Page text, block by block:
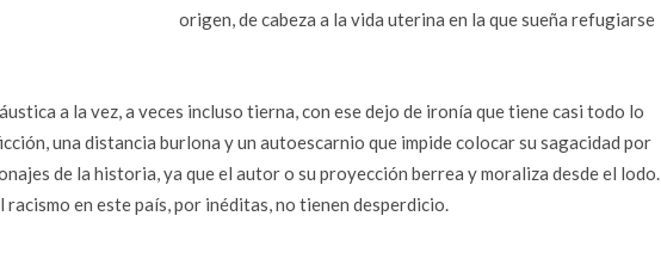
origen, de cabeza a la vida uterina en la que sueña refugiarse
a la vez, a veces incluso tierna, con ese dejo de ironía que tiene casi todo lo
una distancia burlona y un autoescarnio que impide colocar su sagacidad por
de la historia, ya que el autor o su proyección berrea y moraliza desde el lodo.
racismo en este país, por inéditas, no tienen desperdicio.